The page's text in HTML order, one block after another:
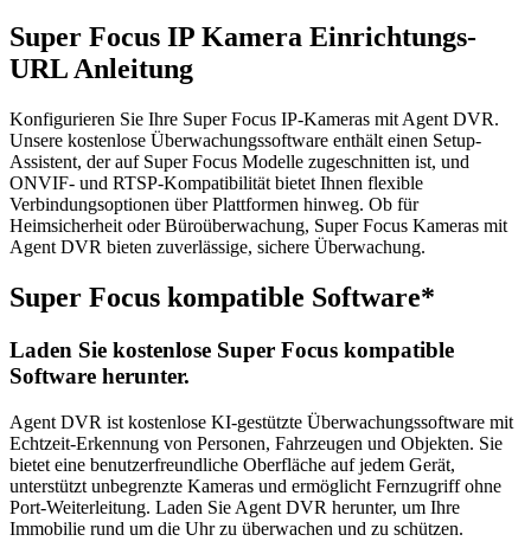
Super Focus IP Kamera Einrichtungs-
URL Anleitung
Konfigurieren Sie Ihre Super Focus IP-Kameras mit Agent DVR.
Unsere kostenlose Überwachungssoftware enthält einen Setup-
Assistent, der auf Super Focus Modelle zugeschnitten ist, und
ONVIF- und RTSP-Kompatibilität bietet Ihnen flexible
Verbindungsoptionen über Plattformen hinweg. Ob für
Heimsicherheit oder Büroüberwachung, Super Focus Kameras mit
Agent DVR bieten zuverlässige, sichere Überwachung.
Super Focus kompatible Software*
Laden Sie kostenlose Super Focus kompatible
Software herunter.
Agent DVR ist kostenlose KI-gestützte Überwachungssoftware mit
Echtzeit-Erkennung von Personen, Fahrzeugen und Objekten. Sie
bietet eine benutzerfreundliche Oberfläche auf jedem Gerät,
unterstützt unbegrenzte Kameras und ermöglicht Fernzugriff ohne
Port-Weiterleitung. Laden Sie Agent DVR herunter, um Ihre
Immobilie rund um die Uhr zu überwachen und zu schützen.